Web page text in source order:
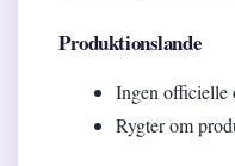
Produktionslande
Ingen
Rygter om